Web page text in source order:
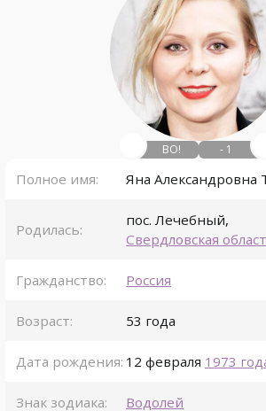
ВО! - 1
Полное имя: Яна Александровна
Родилась:
пос. Лечебный,
Свердловская
Гражданство: Россия
Возраст: 53 года
Дата рождения: 12 февраля 1973
Знак зодиака: Водолей